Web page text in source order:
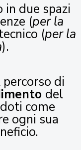
due spazi
(per la
(per la
).
di
del
come
ogni sua